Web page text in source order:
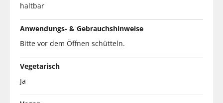
haltbar
Anwendungs- & Gebrauchshinweise
Bitte vor dem Öffnen schütteln.
Vegetarisch
Ja